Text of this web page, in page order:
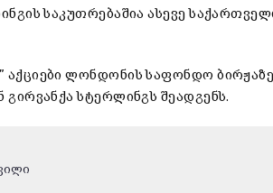
საკუთრებაშია ასევე
აქციები ლონდონის საფონდო
გირვანქა სტერლინგს შეადგენს.